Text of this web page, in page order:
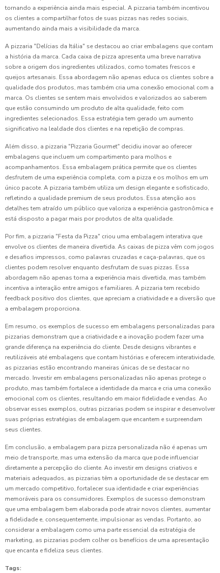
tornando a experiência ainda mais especial. A pizzaria também incentivou
os clientes a compartilhar fotos de suas pizzas nas redes sociais,
aumentando ainda mais a visibilidade da marca.
A pizzaria "Delícias da Itália" se destacou ao criar embalagens que contam
a história da marca. Cada caixa de pizza apresenta uma breve narrativa
sobre a origem dos ingredientes utilizados, como tomates frescos e
queijos artesanais. Essa abordagem não apenas educa os clientes sobre a
qualidade dos produtos, mas também cria uma conexão emocional com a
marca. Os clientes se sentem mais envolvidos e valorizados ao saberem
que estão consumindo um produto de alta qualidade, feito com
ingredientes selecionados. Essa estratégia tem gerado um aumento
significativo na lealdade dos clientes e na repetição de compras.
Além disso, a pizzaria "Pizzaria Gourmet" decidiu inovar ao oferecer
embalagens que incluem um compartimento para molhos e
acompanhamentos. Essa embalagem prática permite que os clientes
desfrutem de uma experiência completa, com a pizza e os molhos em um
único pacote. A pizzaria também utiliza um design elegante e sofisticado,
refletindo a qualidade premium de seus produtos. Essa atenção aos
detalhes tem atraído um público que valoriza a experiência gastronômica e
está disposto a pagar mais por produtos de alta qualidade.
Por fim, a pizzaria "Festa da Pizza" criou uma embalagem interativa que
envolve os clientes de maneira divertida. As caixas de pizza vêm com jogos
e desafios impressos, como palavras cruzadas e caça-palavras, que os
clientes podem resolver enquanto desfrutam de suas pizzas. Essa
abordagem não apenas torna a experiência mais divertida, mas também
incentiva a interação entre amigos e familiares. A pizzaria tem recebido
feedback positivo dos clientes, que apreciam a criatividade e a diversão que
a embalagem proporciona.
Em resumo, os exemplos de sucesso em embalagens personalizadas para
pizzarias demonstram que a criatividade e a inovação podem fazer uma
grande diferença na experiência do cliente. Desde designs vibrantes e
reutilizáveis até embalagens que contam histórias e oferecem interatividade,
as pizzarias estão encontrando maneiras únicas de se destacar no
mercado. Investir em embalagens personalizadas não apenas protege o
produto, mas também fortalece a identidade da marca e cria uma conexão
emocional com os clientes, resultando em maior fidelidade e vendas. Ao
observar esses exemplos, outras pizzarias podem se inspirar e desenvolver
suas próprias estratégias de embalagem que encantem e surpreendam
seus clientes.
Em conclusão, a embalagem para pizza personalizada não é apenas um
meio de transporte, mas uma extensão da marca que pode influenciar
diretamente a percepção do cliente. Ao investir em designs criativos e
materiais adequados, as pizzarias têm a oportunidade de se destacar em
um mercado competitivo, fortalecer sua identidade e criar experiências
memoráveis para os consumidores. Exemplos de sucesso demonstram
que uma embalagem bem elaborada pode atrair novos clientes, aumentar
a fidelidade e, consequentemente, impulsionar as vendas. Portanto, ao
considerar a embalagem como uma parte essencial da estratégia de
marketing, as pizzarias podem colher os benefícios de uma apresentação
que encanta e fideliza seus clientes.
Tags: